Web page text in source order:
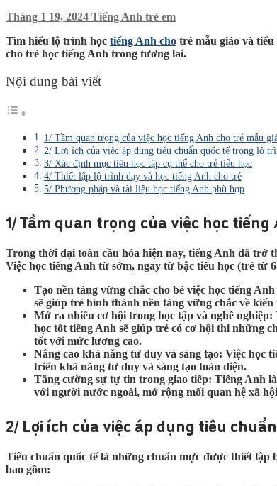
Tháng 1 19, 2024 Tiếng Anh trẻ em
Tìm hiểu lộ trình học tiếng Anh cho trẻ mẫu giáo và
cho trẻ học tiếng Anh trong tương lai.
Nội dung bài viết
1/ Tầm quan trọng của việc học tiếng Anh cho trẻ mẫu
2/ Lợi ích của việc áp dụng tiêu chuẩn quốc tế trong lộ
3/ Xác định mục tiêu học tập cụ thể cho trẻ tiểu học
4/ Thiết lập lộ trình dạy và học tiếng Anh cho trẻ
5/ Phương pháp và tài liệu học tiếng Anh phù hợp
1/ Tầm quan trọng của việc học
Trong thời đại toàn cầu hóa hiện nay, tiếng Anh đã trở
Việc học tiếng Anh từ sớm, ngay từ bậc tiểu học (trẻ từ
Tạo nền tảng vững chắc cho bé việc học tiếng Anh
sẽ giúp trẻ hình thành nền tảng vững chắc về
Mở ra nhiều cơ hội trong học tập và nghề nghiệp:
học tốt tiếng Anh sẽ giúp trẻ có cơ hội thi những
tốt với mức lương cao.
Nâng cao khả năng tư duy và sáng tạo: Việc học
triển khả năng tư duy và sáng tạo toàn diện.
Tăng cường sự tự tin trong giao tiếp: Tiếng Anh
với người nước ngoài, mở rộng mối quan hệ xã
2/ Lợi ích của việc áp dụng tiêu
Tiêu chuẩn quốc tế là những chuẩn mực được thiết lập
bao gồm: